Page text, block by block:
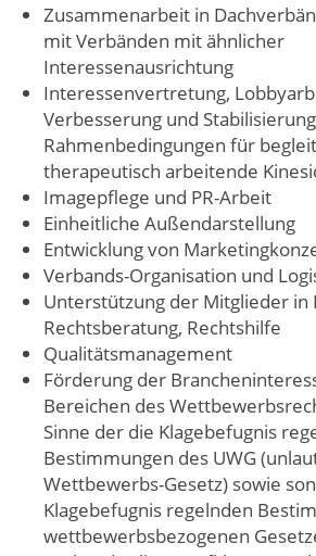
Zusammenarbeit in
mit Verbänden mit ähnlicher
Interessenausrichtung
Interessenvertretung,
Verbesserung und
Rahmenbedingungen für
therapeutisch arbeitende
Imagepflege und PR-Arbeit
Einheitliche Außendarstellung
Entwicklung von
Verbands-Organisation und
Unterstützung der Mitglieder in
Rechtsberatung, Rechtshilfe
Qualitätsmanagement
Förderung der
Bereichen des
Sinne der die Klagebefugnis
Bestimmungen des UWG
Wettbewerbs-Gesetz) sowie
Klagebefugnis regelnden
wettbewerbsbezogenen